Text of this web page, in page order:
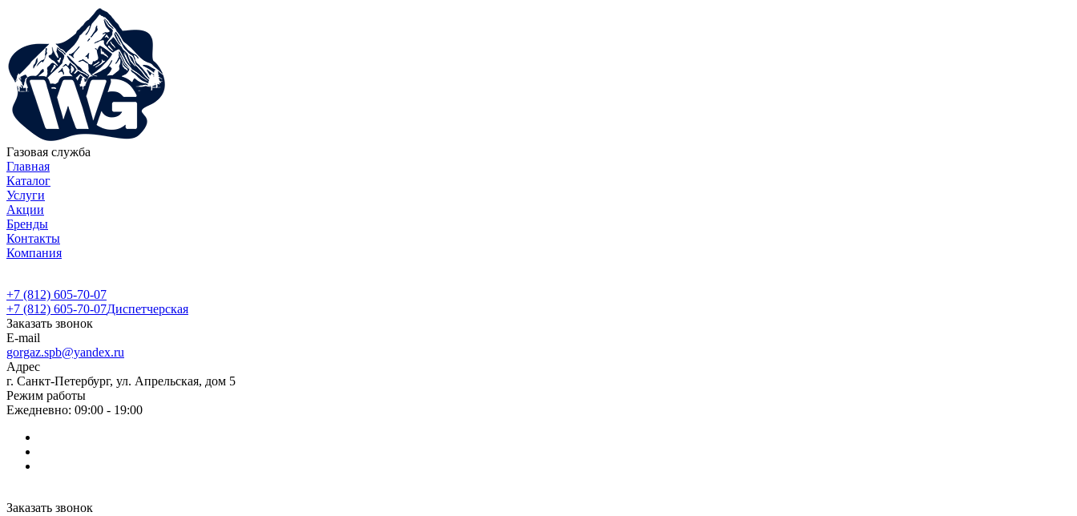
Газовая служба
Главная
Каталог
Услуги
Акции
Бренды
Контакты
Компания
+7 (812) 605-70-07
+7 (812) 605-70-07Диспетчерская
Заказать звонок
E-mail
gorgaz.spb@yandex.ru
Адрес
г. Санкт-Петербург, ул. Апрельская, дом 5
Режим работы
Ежедневно: 09:00 - 19:00
Заказать звонок